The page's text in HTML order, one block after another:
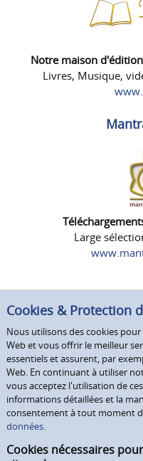
Notre maison
Livres, Musique,
Large
Cookies & Protection
Nous utilisons des cookies
Web et vous offrir le meilleur
essentiels et assurent, par
Web. En continuant à utiliser
vous acceptez l'utilisation de
informations détaillées et la
consentement à tout moment
données.
Cookies nécessaires